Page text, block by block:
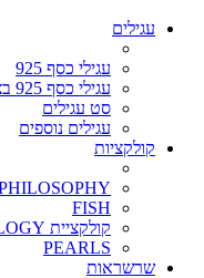
עגילים
עגילי כסף 925
עגילי כסף 925 בציפוי זהב מיקרוני
סט עגילים
עגילים נוספים
קולקציות
FISH
קולקציית MYTHOLOGY
PEARLS
שרשראות